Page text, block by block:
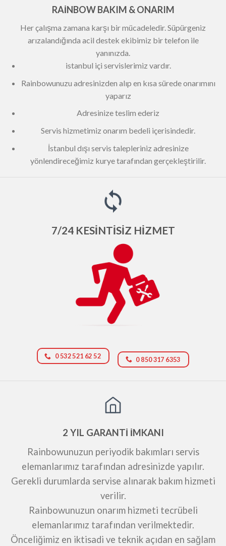
RAİNBOW BAKIM & ONARIM
Her çalışma zamana karşı bir mücadeledir. Süpürgeniz
arızalandığında acil destek ekibimiz bir telefon ile
yanınızda.
istanbul içi servislerimiz vardır.
Rainbowunuzu adresinizden alıp en kısa sürede onarımını
yaparız
Adresinize teslim ederiz
Servis hizmetimiz onarım bedeli içerisindedir.
İstanbul dışı servis talepleriniz adresinize
yönlendireceğimiz kurye tarafından gerçekleştirilir.
7/24 KESİNTİSİZ HİZMET
0 532 521 62 52 0 850 317 6353
2 YIL GARANTİ İMKANI
Rainbowunuzun periyodik bakımları servis
elemanlarımız tarafından adresinizde yapılır.
Gerekli durumlarda servise alınarak bakım hizmeti
verilir.
Rainbowunuzun onarım hizmeti tecrübeli
elemanlarımız tarafından verilmektedir.
Önceliğimiz en iktisadi ve teknik açıdan en sağlam